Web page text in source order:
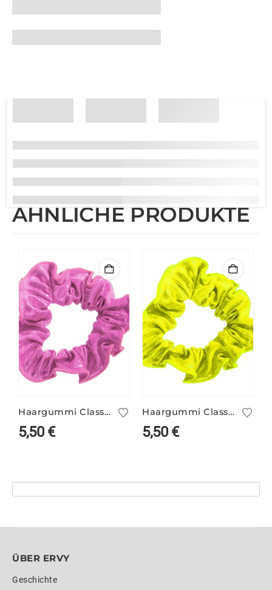
ÄHNLICHE PRODUKTE
Haargummi Classic neonpink
5,50€
Haargummi Classic neongelb
5,50€
ÜBER ERVY
Geschichte